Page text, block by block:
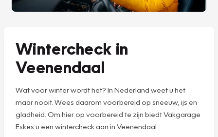
Wintercheck in
Veenendaal
Wat voor winter wordt het? In Nederland weet u het
maar nooit. Wees daarom voorbereid op sneeuw, ijs en
gladheid. Om hier op voorbereid te zijn biedt Vakgarage
Eskes u een wintercheck aan in Veenendaal.